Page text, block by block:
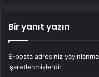
Bir yanıt yazın
E-posta adresiniz
işaretlenmişlerdir